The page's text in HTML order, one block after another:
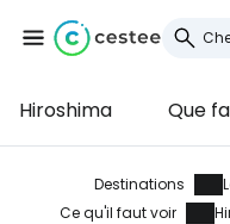
Hiroshima Que
Destinations
Ce qu'il faut voir
Se
Cestee